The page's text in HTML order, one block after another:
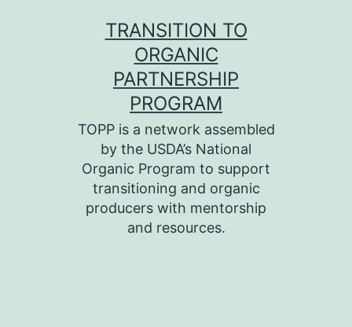
TRANSITION TO
ORGANIC
PARTNERSHIP
PROGRAM
TOPP is a network assembled
by the USDA’s National
Organic Program to support
transitioning and organic
producers with mentorship
and resources.